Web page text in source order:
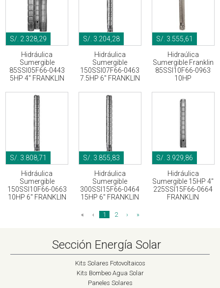
S/. 2.328,29
Hidráulica
Sumergible
85SSI05F66-0443
5HP 4" FRANKLIN
S/. 3.204,28
Hidráulica
Sumergible
150SSI07F66-0463
7.5HP 6" FRANKLIN
S/. 3.555,61
Hidraúlica
Sumergible Franklin
85SSI10F66-0963
10HP
S/. 3.808,71
Hidráulica
Sumergible
150SSI10F66-0663
10HP 6" FRANKLIN
S/. 3.855,83
Hidráulica
Sumergible
300SSI15F66-0464
15HP 6" FRANKLIN
S/. 3.929,86
Hidráulica
Sumergible 15HP 4"
225SSI15F66-0664
FRANKLIN
« ‹ 1 2 › »
Sección Energía Solar
Kits Solares Fotovoltaicos
Kits Bombeo Agua Solar
Paneles Solares